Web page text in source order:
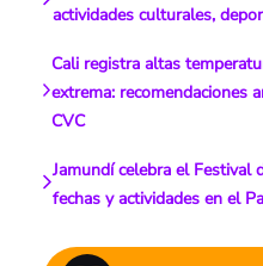
actividades culturales,
Cali registra altas
extrema: recomendaciones
CVC
Jamundí celebra el Festival
fechas y actividades en el